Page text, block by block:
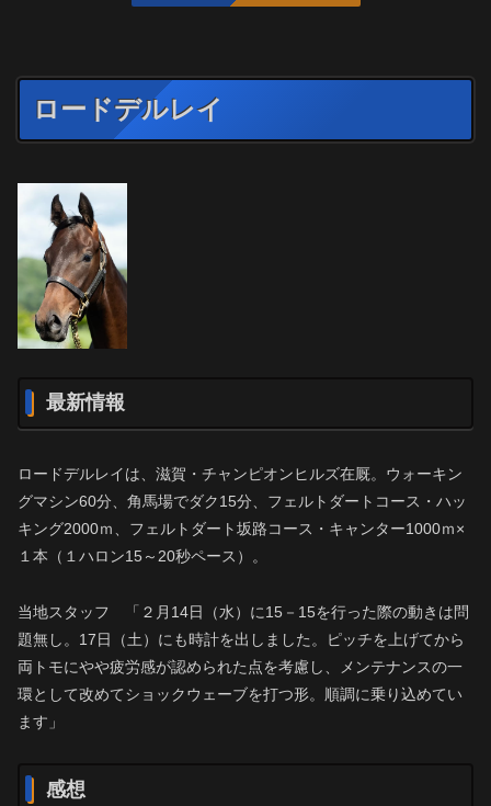
ロードデルレイ
最新情報
ロードデルレイは、滋賀・チャンピオンヒルズ在厩。ウォーキン
グマシン60分、角馬場でダク15分、フェルトダートコース・ハッ
キング2000ｍ、フェルトダート坂路コース・キャンター1000ｍ×
１本（１ハロン15～20秒ペース）。
当地スタッフ 「２月14日（水）に15－15を行った際の動きは問
題無し。17日（土）にも時計を出しました。ピッチを上げてから
両トモにやや疲労感が認められた点を考慮し、メンテナンスの一
環として改めてショックウェーブを打つ形。順調に乗り込めてい
ます」
感想